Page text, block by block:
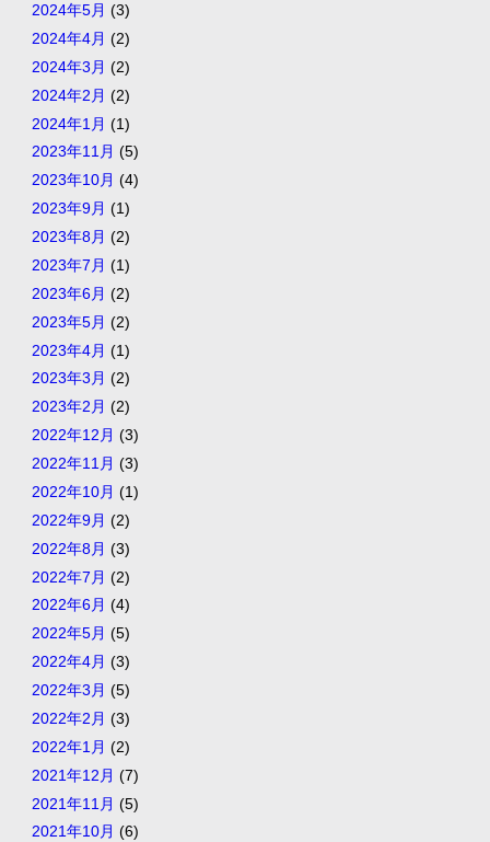
2024年5月 (3)
2024年4月 (2)
2024年3月 (2)
2024年2月 (2)
2024年1月 (1)
2023年11月 (5)
2023年10月 (4)
2023年9月 (1)
2023年8月 (2)
2023年7月 (1)
2023年6月 (2)
2023年5月 (2)
2023年4月 (1)
2023年3月 (2)
2023年2月 (2)
2022年12月 (3)
2022年11月 (3)
2022年10月 (1)
2022年9月 (2)
2022年8月 (3)
2022年7月 (2)
2022年6月 (4)
2022年5月 (5)
2022年4月 (3)
2022年3月 (5)
2022年2月 (3)
2022年1月 (2)
2021年12月 (7)
2021年11月 (5)
2021年10月 (6)